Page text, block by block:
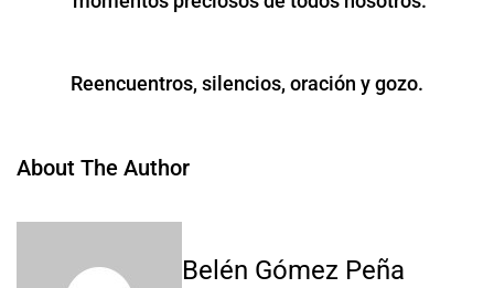
Reencuentros, silencios, oración y gozo.
About The Author
Belén Gómez Peña